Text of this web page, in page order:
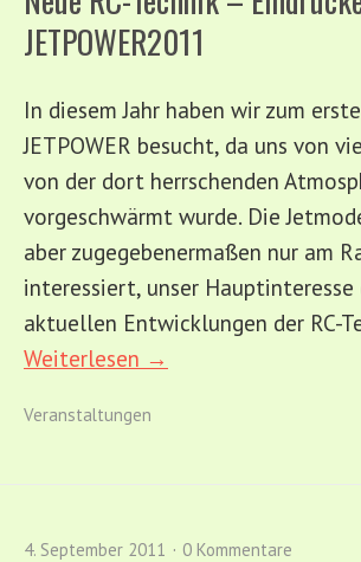
JETPOWER2011
In diesem Jahr haben wir zum
JETPOWER besucht, da uns von
von der dort herrschenden
vorgeschwärmt wurde. Die
aber zugegebenermaßen nur am
interessiert, unser
aktuellen Entwicklungen der RC-
Weiterlesen →
Veranstaltungen
4. September 2011 0 Kommentare